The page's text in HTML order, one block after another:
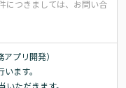
につきましては、お問い合
プリ開発）
ます。
ただきます。